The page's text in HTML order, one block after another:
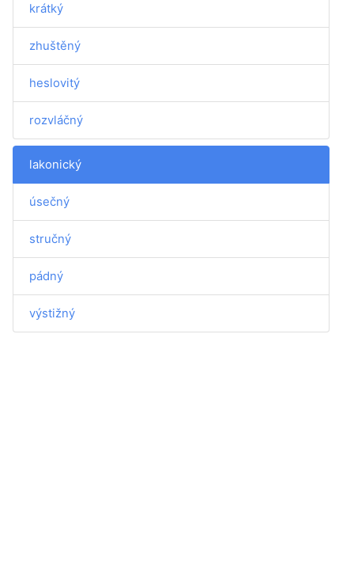
krátký
zhuštěný
heslovitý
rozvláčný
lakonický
úsečný
stručný
pádný
výstižný